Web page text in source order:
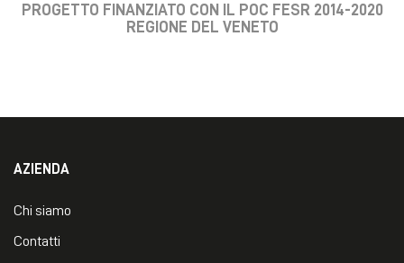
PROGETTO FINANZIATO CON IL POC FESR 2014-2020
REGIONE DEL VENETO
AZIENDA
Chi siamo
Contatti